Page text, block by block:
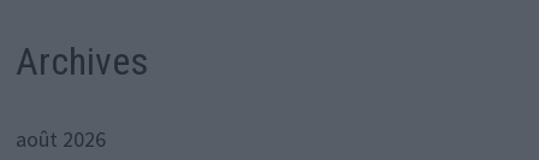
Archives
août 2026